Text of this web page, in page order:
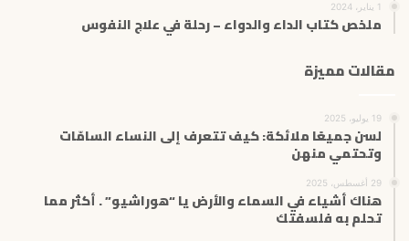
1 يناير، 2024
ملخص كتاب الداء والدواء – رحلة في علاج النفوس
مقالات مميزة
19 يوليو، 2025
لسن جميعًا ملائكة: كيف تتعرف إلى النساء السامّات
وتحتمي منهن
29 أغسطس، 2025
هناك أشياء في السماء والأرض يا “هوراشيو” . أكثر مما
تحلم به فلسفتك